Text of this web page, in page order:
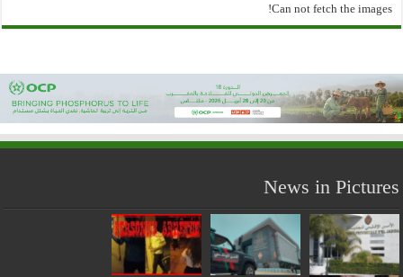
Can not fetch the images!
News in Pictures